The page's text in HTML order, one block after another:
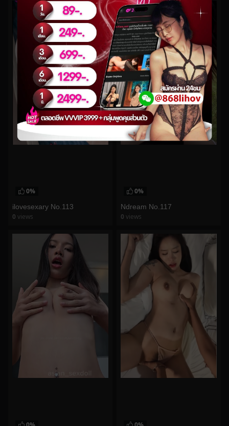
0%
ilovesexary No.113
0 views
0%
Ndream No.117
0 views